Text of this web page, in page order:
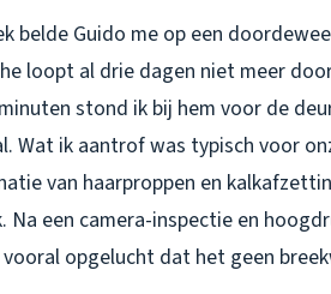
belde Guido me op een
loopt al drie dagen niet meer
stond ik bij hem voor de
Wat ik aantrof was typisch voor
van haarproppen en
Na een camera-inspectie en
opgelucht dat het geen